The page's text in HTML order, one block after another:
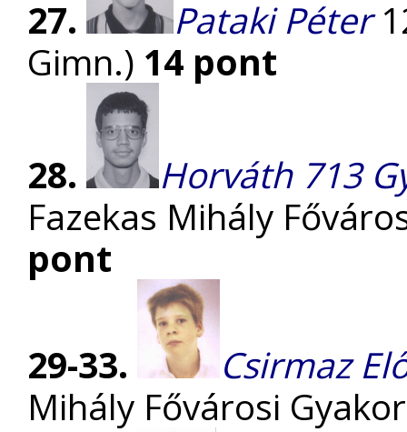
27. Pataki Péter
Gimn.) 14 pont
28.
Horváth 713
Fazekas Mihály
pont
29-33.
Csirmaz
Mihály Fővárosi